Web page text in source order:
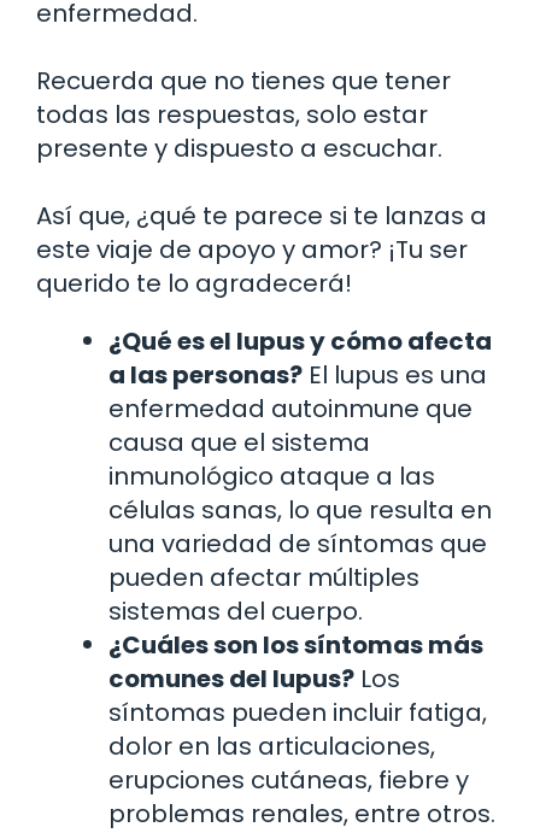
enfermedad.
Recuerda que no tienes que tener
todas las respuestas, solo estar
presente y dispuesto a escuchar.
Así que, ¿qué te parece si te lanzas a
este viaje de apoyo y amor? ¡Tu ser
querido te lo agradecerá!
¿Qué es el lupus y cómo afecta
a las personas? El lupus es una
enfermedad autoinmune que
causa que el sistema
inmunológico ataque a las
células sanas, lo que resulta en
una variedad de síntomas que
pueden afectar múltiples
sistemas del cuerpo.
¿Cuáles son los síntomas más
comunes del lupus? Los
síntomas pueden incluir fatiga,
dolor en las articulaciones,
erupciones cutáneas, fiebre y
problemas renales, entre otros.